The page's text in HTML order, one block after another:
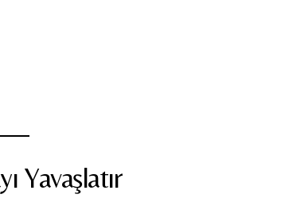
Yavaşlatır